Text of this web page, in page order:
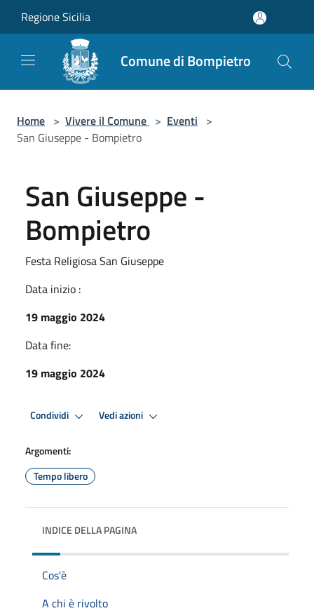
Regione Sicilia
Comune di Bompietro
Home > Vivere il Comune > Eventi >
San Giuseppe - Bompietro
San Giuseppe -
Bompietro
Festa Religiosa San Giuseppe
Data inizio :
19 maggio 2024
Data fine:
19 maggio 2024
Condividi Vedi azioni
Argomenti:
Tempo libero
INDICE DELLA PAGINA
Cos'è
A chi è rivolto